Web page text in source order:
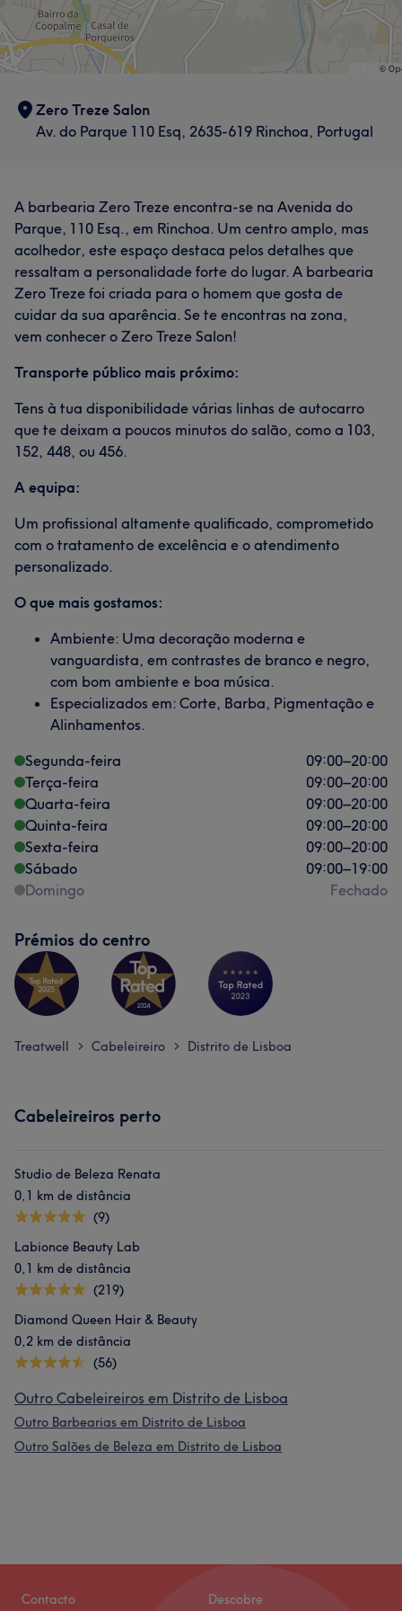
Zero Treze Salon
Av. do Parque 110 Esq, 2635-619 Rinchoa, Portugal
A barbearia Zero Treze encontra-se na Avenida do
Parque, 110 Esq., em Rinchoa. Um centro amplo, mas
acolhedor, este espaço destaca pelos detalhes que
ressaltam a personalidade forte do lugar. A barbearia
Zero Treze foi criada para o homem que gosta de
cuidar da sua aparência. Se te encontras na zona,
vem conhecer o Zero Treze Salon!
Transporte público mais próximo:
Tens à tua disponibilidade várias linhas de autocarro
que te deixam a poucos minutos do salão, como a 103,
152, 448, ou 456.
A equipa:
Um profissional altamente qualificado, comprometido
com o tratamento de excelência e o atendimento
personalizado.
O que mais gostamos:
Ambiente: Uma decoração moderna e
vanguardista, em contrastes de branco e negro,
com bom ambiente e boa música.
Especializados em: Corte, Barba, Pigmentação e
Alinhamentos.
Segunda-feira
09:00–20:00
Terça-feira
09:00–20:00
Quarta-feira
09:00–20:00
Quinta-feira
09:00–20:00
Sexta-feira
09:00–20:00
Sábado
09:00–19:00
Domingo
Fechado
Prémios do centro
Treatwell > Cabeleireiro > Distrito de Lisboa
Cabeleireiros perto
Studio de Beleza Renata
0,1 km de distância
(9)
Labionce Beauty Lab
0,1 km de distância
(219)
Diamond Queen Hair & Beauty
0,2 km de distância
(56)
Outro Cabeleireiros em Distrito de Lisboa
Outro Barbearias em Distrito de Lisboa
Outro Salões de Beleza em Distrito de Lisboa
Contacto Descobre